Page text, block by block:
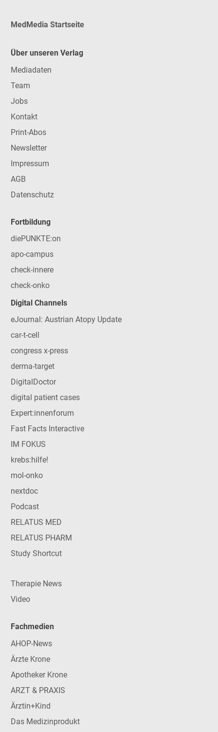
MedMedia Startseite
Über unseren Verlag
Mediadaten
Team
Jobs
Kontakt
Print-Abos
Newsletter
Impressum
AGB
Datenschutz
Fortbildung
diePUNKTE:on
apo-campus
check-innere
check-onko
Digital Channels
eJournal: Austrian Atopy Update
car-t-cell
congress x-press
derma-target
DigitalDoctor
digital patient cases
Expert:innenforum
Fast Facts Interactive
IM FOKUS
krebs:hilfe!
mol-onko
nextdoc
Podcast
RELATUS MED
RELATUS PHARM
Study Shortcut
Therapie News
Video
Fachmedien
AHOP-News
Ärzte Krone
Apotheker Krone
ARZT & PRAXIS
Ärztin+Kind
Das Medizinprodukt